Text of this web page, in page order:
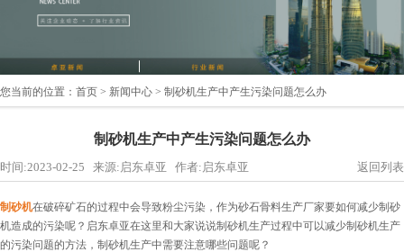
您当前的位置： 首页 > 新闻中心 > 制砂机生产中产生污染问题怎么办
制砂机生产中产生污染问题怎么办
时间:2023-02-25 来源:启东卓亚 作者:启东卓亚 返回列表
制砂机在破碎矿石的过程中会导致粉尘污染，作为砂石骨料生产厂家要如何减少制砂
机造成的污染呢？启东卓亚在这里和大家说说制砂机生产过程中可以减少制砂机生产
的污染问题的方法，制砂机生产中需要注意哪些问题呢？